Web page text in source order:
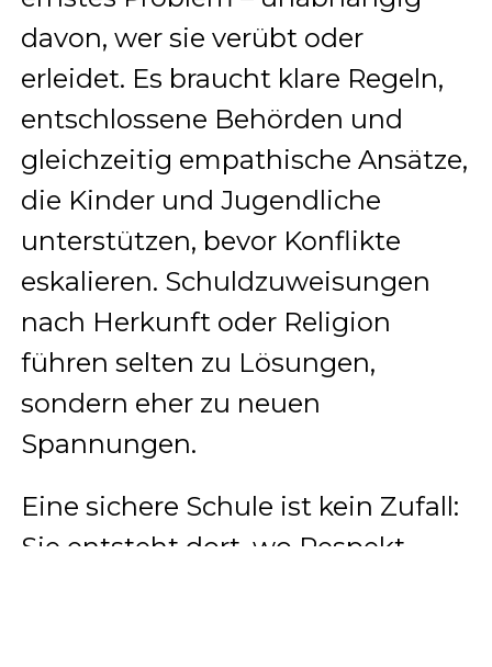
davon, wer sie verübt oder
erleidet. Es braucht klare Regeln,
entschlossene Behörden und
gleichzeitig empathische Ansätze,
die Kinder und Jugendliche
unterstützen, bevor Konflikte
eskalieren. Schuldzuweisungen
nach Herkunft oder Religion
führen selten zu Lösungen,
sondern eher zu neuen
Spannungen.
Eine sichere Schule ist kein Zufall:
Sie entsteht dort, wo Respekt,